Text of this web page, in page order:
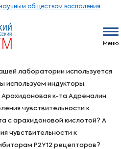
обществом воспаления
Меню
лаборатории используется
используем индукторы:
к-та Адреналин
чувствительности к
с арахидоновой кислотой? А
чувствительности к
P2Y12 рецепторов?